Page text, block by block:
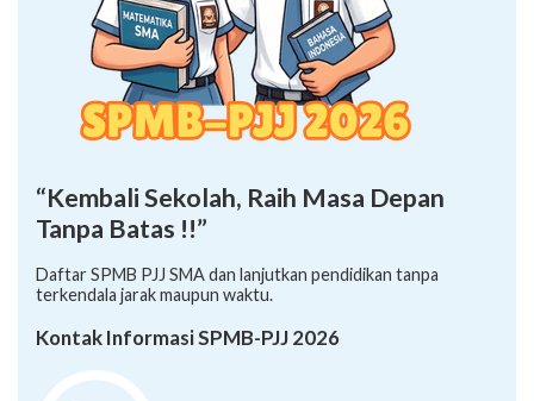
“Kembali Sekolah, Raih Masa Depan
Tanpa Batas !!”
Daftar SPMB PJJ SMA dan lanjutkan pendidikan tanpa
terkendala jarak maupun waktu.
Kontak Informasi SPMB-PJJ 2026